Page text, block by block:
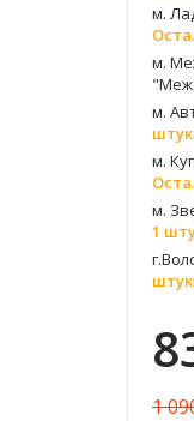
м.
м.
м.
м.
м.
1
1